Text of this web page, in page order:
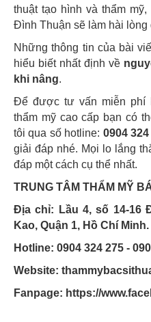
thuật tạo hình và thẩm
Đình Thuận sẽ làm hài lòng
Những thông tin của bài
hiểu biết nhất định về
khi nâng.
Để được tư vấn miễn phí
thẩm mỹ cao cấp bạn có
tôi qua số hotline: 0904
giải đáp nhé. Mọi lo lắng
đáp một cách cụ thể nhất.
TRUNG TÂM THẨM MỸ
Địa chỉ: Lầu 4, số 14-16
Kao, Quận 1, Hồ Chí Minh.
Hotline: 0904 324 275 -
Website:
Fanpage: https://